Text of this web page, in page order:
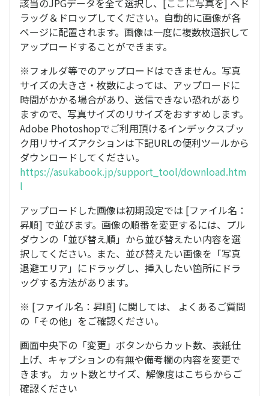
該当のJPGデータを全て選択し、[ここに写真を] へド
ラッグ＆ドロップしてください。自動的に画像が各
ページに配置されます。画像は一度に複数枚選択して
アップロードすることができます。
※フォルダ等でのアップロードはできません。写真
サイズの大きさ・枚数によっては、アップロードに
時間がかかる場合があり、送信できない恐れがあり
ますので、写真サイズのリサイズをおすすめします。
Adobe Photoshopでご利用頂けるインデックスブッ
ク用リサイズアクションは下記URLの便利ツールから
ダウンロードしてください。
https://asukabook.jp/support_tool/download.htm
l
アップロードした画像は初期設定では [ファイル名：
昇順] で並びます。画像の順番を変更するには、プル
ダウンの「並び替え順」から並び替えたい内容を選
択してください。また、並び替えたい画像を「写真
退避エリア」にドラッグし、挿入したい箇所にドラ
ッグする方法があります。
※ [ファイル名：昇順] に関しては、 よくあるご質問
の「その他」をご確認ください。
画面中央下の「変更」ボタンからカット数、表紙仕
上げ、キャプションの有無や備考欄の内容を変更で
きます。 カット数とサイズ、解像度はこちらからご
確認ください